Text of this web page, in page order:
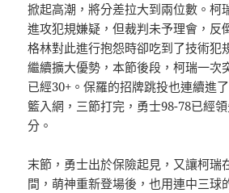
掀起高潮，將分差拉大到兩位數。柯
進攻犯規嫌疑，但裁判未予理會，反
格林對此進行抱怨時卻吃到了技術犯
繼續擴大優勢，本節後段，柯瑞一次
已經30+。保羅的招牌跳投也連續進
籃入網，三節打完，勇士98-78已經
分。
末節，勇士出於保險起見，又讓柯瑞
間，萌神重新登場後，也用連中三球